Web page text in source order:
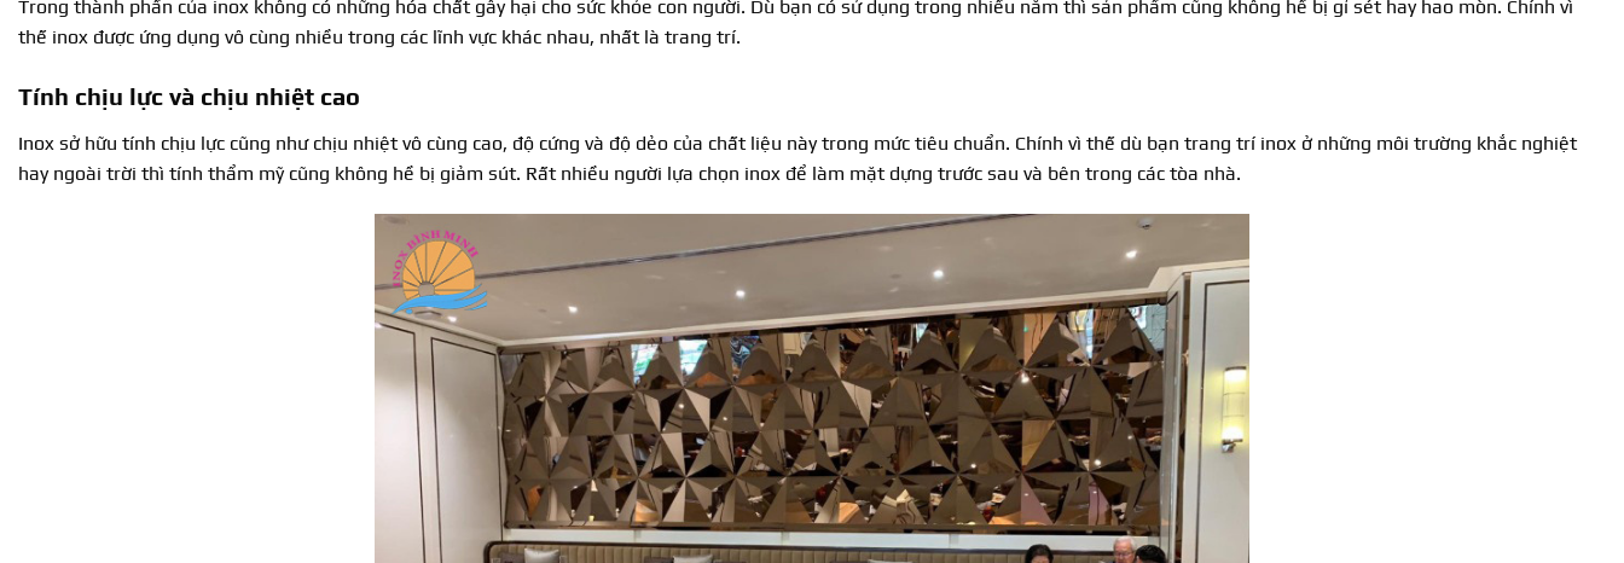
Trong thành phần của inox không có những hóa chất gây hại cho sức khỏe con người. Dù bạn có sử dụng trong nhiều năm thì sản phẩm cũng không hề bị gỉ sét hay hao mòn. Chính vì
thế inox được ứng dụng vô cùng nhiều trong các lĩnh vực khác nhau, nhất là trang trí.
Tính chịu lực và chịu nhiệt cao
Inox sở hữu tính chịu lực cũng như chịu nhiệt vô cùng cao, độ cứng và độ dẻo của chất liệu này trong mức tiêu chuẩn. Chính vì thế dù bạn trang trí inox ở những môi trường khắc nghiệt
hay ngoài trời thì tính thẩm mỹ cũng không hề bị giảm sút. Rất nhiều người lựa chọn inox để làm mặt dựng trước sau và bên trong các tòa nhà.